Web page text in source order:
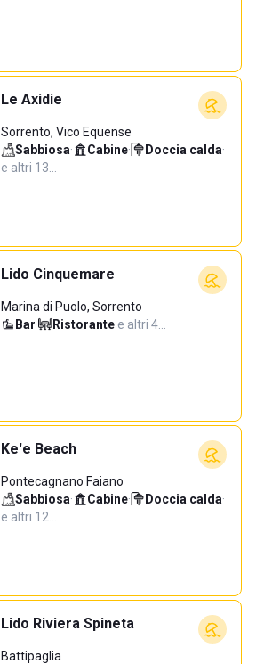
Le Axidie
Sorrento, Vico Equense
Sabbiosa· Cabine· Doccia calda·
e altri 13…
Lido Cinquemare
Marina di Puolo, Sorrento
Bar· Ristorante·e altri 4…
Ke'e Beach
Pontecagnano Faiano
Sabbiosa· Cabine· Doccia calda·
e altri 12…
Lido Riviera Spineta
Battipaglia